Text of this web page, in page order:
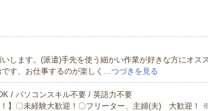
します。(派遣)手先を使う細かい作業が好きな方にオス
す、お仕事するのが楽しく…つづきを見る
/ パソコンスキル不要 / 英語力不要
！】〇未経験大歓迎！〇フリーター、主婦(夫) 大歓迎！